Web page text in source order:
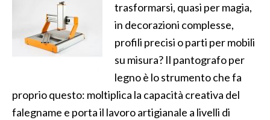
trasformarsi, quasi per magia,
in decorazioni complesse,
profili precisi o parti per mobili
su misura? Il pantografo per
legno è lo strumento che fa
proprio questo: moltiplica la capacità creativa del
falegname e porta il lavoro artigianale a livelli di